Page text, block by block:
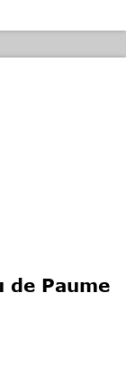
de Paume